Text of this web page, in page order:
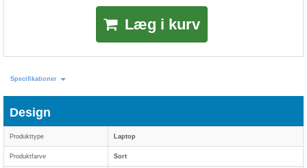
Læg i kurv
Specifikationer
Design
Produkttype Laptop
Produktfarve Sort